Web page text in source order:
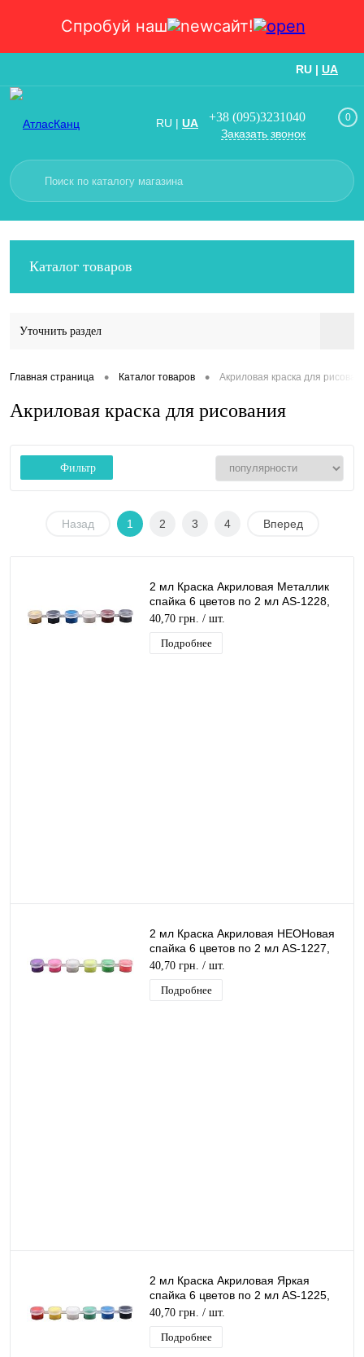
Спробуй наш сайт!
RU | UA
RU | UA +38 (095)3231040
Заказать звонок
0
Каталог товаров
Уточнить раздел
Главная страница • Каталог товаров • Акриловая краска для
Акриловая краска для рисования
Фильтр
Назад 1 2 3 4 Вперед
2 мл Краска Акриловая Металлик
спайка 6 цветов по 2 мл AS-1228,
А-203
40,70 грн. / шт.
Подробнее
2 мл Краска Акриловая НЕОНовая
спайка 6 цветов по 2 мл AS-1227,
А-202
40,70 грн. / шт.
Подробнее
2 мл Краска Акриловая Яркая
спайка 6 цветов по 2 мл AS-1225,
А-200
40,70 грн. / шт.
Подробнее